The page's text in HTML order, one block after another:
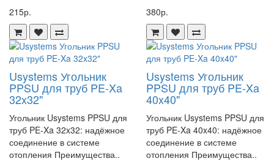
215р.
380р.
Usystems Угольник
PPSU для труб PE-Xa
32x32"
Угольник Usystems PPSU для
труб PE-Xa 32x32: надёжное
соединение в системе
отопления Преимущества..
Usystems Угольник
PPSU для труб PE-Xa
40x40"
Угольник Usystems PPSU для
труб PE-Xa 40x40: надёжное
соединение в системе
отопления Преимущества..